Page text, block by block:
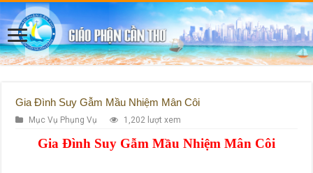
Gia Đình Suy Gẫm Mầu Nhiệm Mân Côi
Mục Vụ Phụng Vụ 1,202 lượt xem
Gia Đình Suy Gẫm Mầu Nhiệm Mân Côi